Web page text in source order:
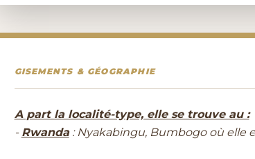
GISEMENTS & GÉOGRAPHIE
A part la localité-type, elle se trouve au :
- Rwanda: Nyakabingu, Bumbogo où elle